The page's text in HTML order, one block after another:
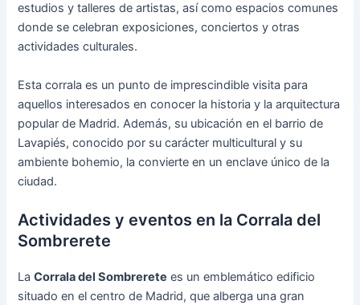
estudios y talleres de artistas, así como espacios comunes
donde se celebran exposiciones, conciertos y otras
actividades culturales.
Esta corrala es un punto de imprescindible visita para
aquellos interesados en conocer la historia y la arquitectura
popular de Madrid. Además, su ubicación en el barrio de
Lavapiés, conocido por su carácter multicultural y su
ambiente bohemio, la convierte en un enclave único de la
ciudad.
Actividades y eventos en la Corrala del
Sombrerete
LaCorrala del Sombrerete es un emblemático edificio
situado en el centro de Madrid, que alberga una gran